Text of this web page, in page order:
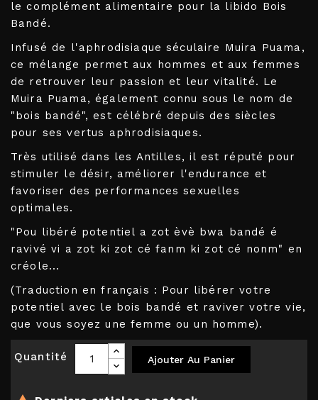
le complément alimentaire pour la libido Bois
Bandé.
Infusé de l'aphrodisiaque séculaire Muira Puama,
ce mélange permet aux hommes et aux femmes
de retrouver leur passion et leur vitalité. Le
Muira Puama, également connu sous le nom de
"bois bandé", est célébré depuis des siècles
pour ses vertus aphrodisiaques.
Très utilisé dans les Antilles, il est réputé pour
stimuler le désir, améliorer l'endurance et
favoriser des performances sexuelles
optimales.
"Pou libéré potentiel a zot èvè bwa bandé é
ravivé vi a zot ki zot cé fanm ki zot cé nonm" en
créole...
(Traduction en français : Pour libérer votre
potentiel avec le bois bandé et raviver votre vie,
que vous soyez une femme ou un homme).
Quantité Ajouter Au Panier